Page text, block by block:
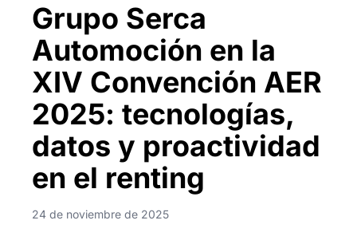
Grupo Serca
Automoción en la
XIV Convención AER
2025: tecnologías,
datos y proactividad
en el renting
24 de noviembre de 2025